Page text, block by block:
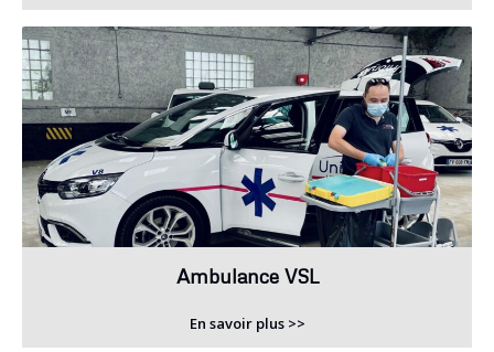
Ambulance VSL
En savoir plus >>